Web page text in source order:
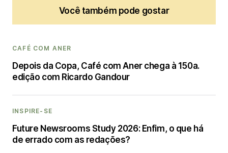
Você também pode gostar
CAFÉ COM ANER
Depois da Copa, Café com Aner chega à 150a.
edição com Ricardo Gandour
INSPIRE-SE
Future Newsrooms Study 2026: Enfim, o que há
de errado com as redações?